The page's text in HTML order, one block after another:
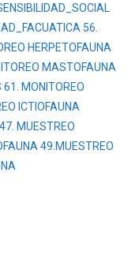
56.
HERPETOFAUNA
MASTOFAUNA
61. MONITOREO
ICTIOFAUNA
47. MUESTREO
49.MUESTREO